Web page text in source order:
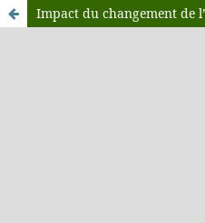
Impact du changement de